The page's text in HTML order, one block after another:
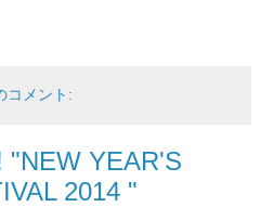
コメント:
"NEW YEAR'S
2014 "